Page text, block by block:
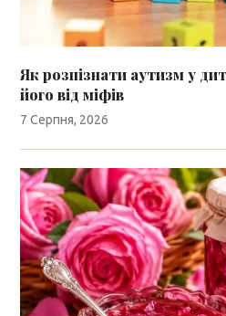
Як розпізнати аутизм у
його від міфів
7 Серпня, 2026